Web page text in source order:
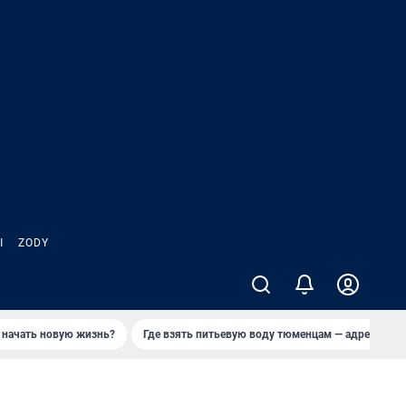
ZODY
начать новую жизнь? Где взять питьевую воду тюменцам — адреса